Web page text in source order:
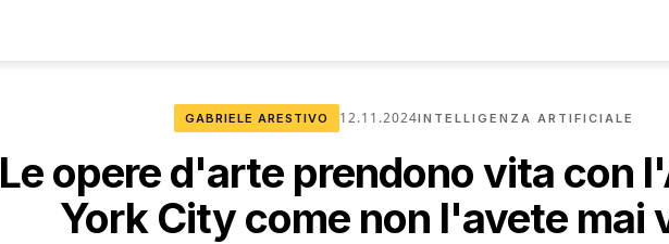
GABRIELE ARESTIVO 12.11.2024INTELLIGENZA ARTIFICIALE
Le opere d'arte prendono vita con
York City come non l'avete mai